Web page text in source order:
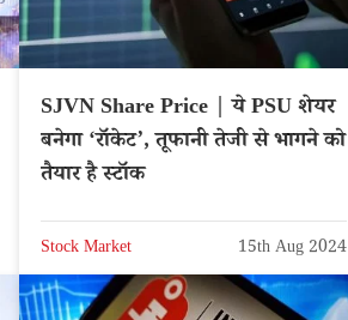
SJVN Share Price | ये PSU शेयर
बनेगा ‘रॉकेट’, तूफानी तेजी से भागने को
तैयार है स्टॉक
Stock Market 15th Aug 2024